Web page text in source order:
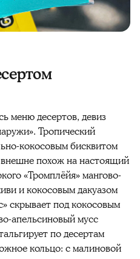
меню десертов, девиз
Тропический
кокосовым бисквитом
похож на настоящий
«Тромплёйя» мангово-
и кокосовым дакуазом
скрывает под кокосовым
апельсиновый мусс
по десертам
кольцо: с малиновой